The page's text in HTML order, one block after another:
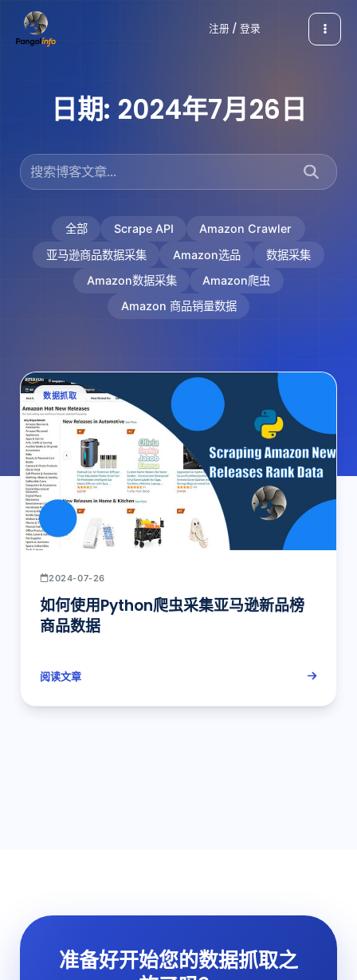
注册 / 登录
日期: 2024年7月26日
全部 Scrape API
Amazon Crawler
亚马逊商品数据采集
Amazon选品
数据采集
Amazon数据采集
Amazon爬虫
Amazon 商品销量数据
数据抓取
2024-07-26
如何使用Python爬虫采集亚马逊新品榜
商品数据
阅读文章
准备好开始您的数据抓取之